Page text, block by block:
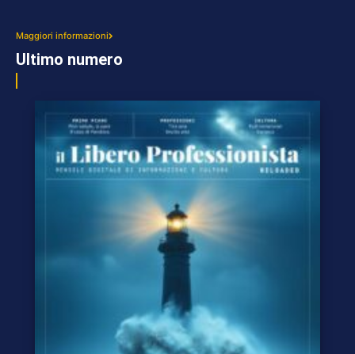
Maggiori informazioni
Ultimo numero